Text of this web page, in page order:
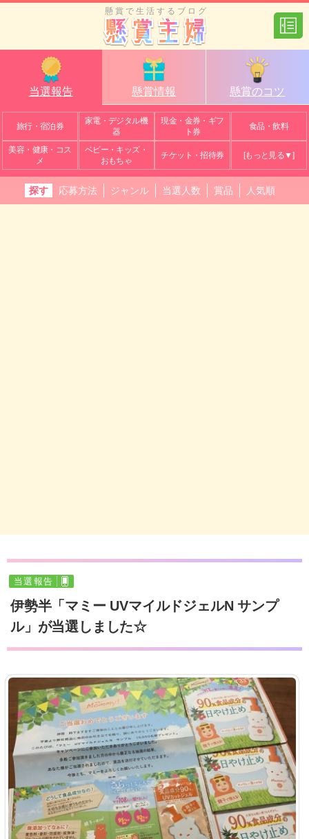
懸賞で生活するブログ
当選報告 懸賞情報 懸賞のコツ
旅行・宿泊券
家電・デジタル機
器
現金・金券・ギフ
ト券
食品・飲料
美容・健康・コス
メ
ベビー・キッズ・
おもちゃ
チケット・招待券 [もっと見る▼]
探す 応募方法 ジャンル 当選人数 賞品 人気順
当選報告
伊勢半「マミー UVマイルドジェルN サンプ
ル」が当選しました☆